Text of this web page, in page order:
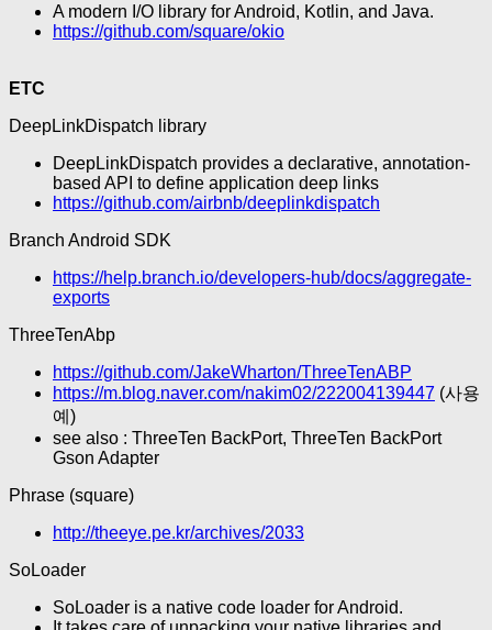
A modern I/O library for Android, Kotlin, and Java.
https://github.com/square/okio
ETC
DeepLinkDispatch library
DeepLinkDispatch provides a declarative, annotation-
based API to define application deep links
https://github.com/airbnb/deeplinkdispatch
Branch Android SDK
https://help.branch.io/developers-hub/docs/aggregate-
exports
ThreeTenAbp
https://github.com/JakeWharton/ThreeTenABP
https://m.blog.naver.com/nakim02/222004139447 (사용
예)
see also : ThreeTen BackPort, ThreeTen BackPort
Gson Adapter
Phrase (square)
http://theeye.pe.kr/archives/2033
SoLoader
SoLoader is a native code loader for Android.